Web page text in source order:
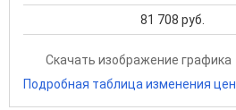
81 708 руб.
Скачать изображение графика
Подробная таблица изменения цен